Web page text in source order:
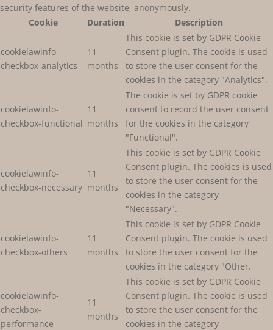
security features of the website, anonymously.
Cookie
Duration Description
cookielawinfo-
checkbox-analytics
11
months
This cookie is set by GDPR Cookie
Consent plugin. The cookie is used
to store the user consent for the
cookies in the category "Analytics".
cookielawinfo-
checkbox-functional
11
months
The cookie is set by GDPR cookie
consent to record the user consent
for the cookies in the category
"Functional".
cookielawinfo-
checkbox-necessary
11
months
This cookie is set by GDPR Cookie
Consent plugin. The cookies is used
to store the user consent for the
cookies in the category
"Necessary".
cookielawinfo-
checkbox-others
11
months
This cookie is set by GDPR Cookie
Consent plugin. The cookie is used
to store the user consent for the
cookies in the category "Other.
cookielawinfo-
checkbox-
performance
11
months
This cookie is set by GDPR Cookie
Consent plugin. The cookie is used
to store the user consent for the
cookies in the category